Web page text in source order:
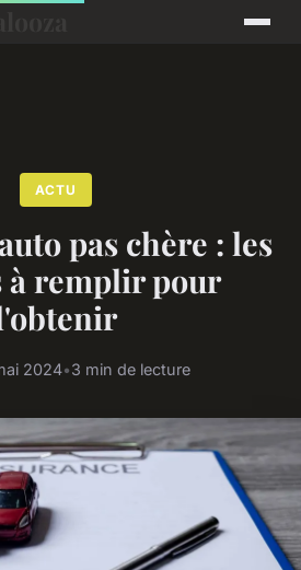
ACTU
pas chère : les
à remplir pour
2024•3 min de lecture